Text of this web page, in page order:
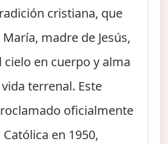
cristiana, que
madre de Jesús,
cielo en cuerpo y alma
terrenal. Este
oficialmente
en 1950,